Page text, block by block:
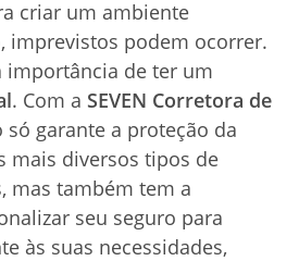
criar um ambiente
imprevistos podem ocorrer.
importância de ter um
. Com a SEVEN Corretora de
só garante a proteção da
mais diversos tipos de
mas também tem a
seu seguro para
às suas necessidades,